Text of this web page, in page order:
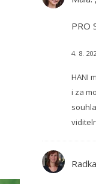
PRO
4. 8.
HANI
i za
Radka